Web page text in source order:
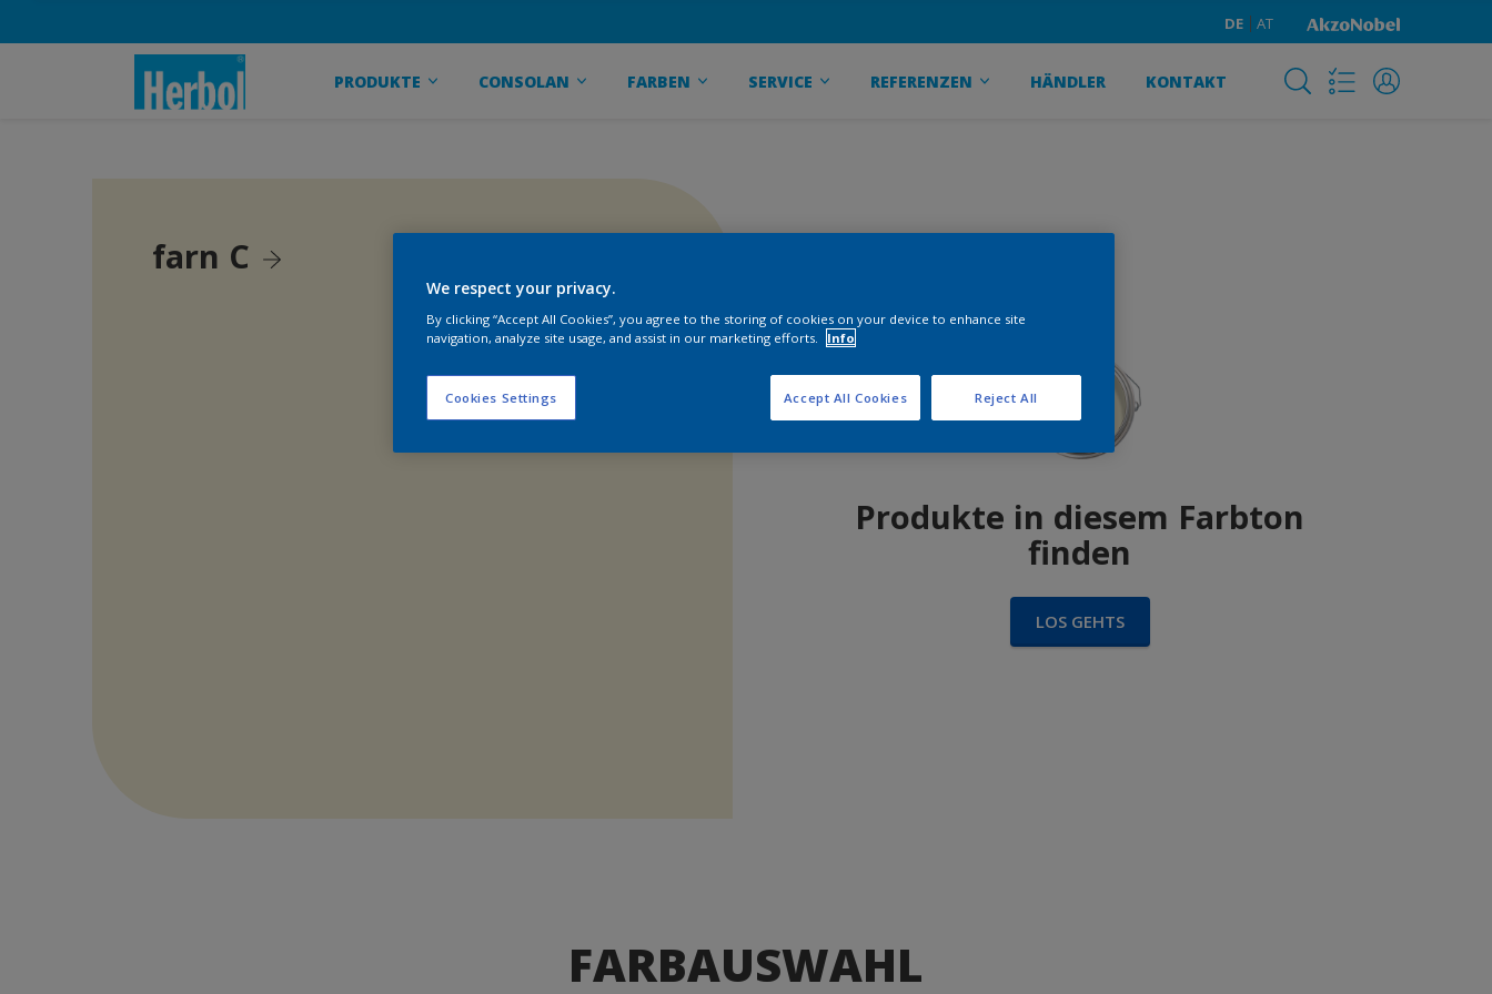
DE AT
PRODUKTE CONSOLAN FARBEN SERVICE REFERENZEN HÄNDLER KONTAKT
farn C
Produkte in diesem Farbton
finden
LOS GEHTS
FARBAUSWAHL
We respect your privacy.
By clicking “Accept All Cookies”, you agree to the storing of cookies on your device to enhance site
navigation, analyze site usage, and assist in our marketing efforts.
Info
Cookies Settings Reject All
Accept All Cookies